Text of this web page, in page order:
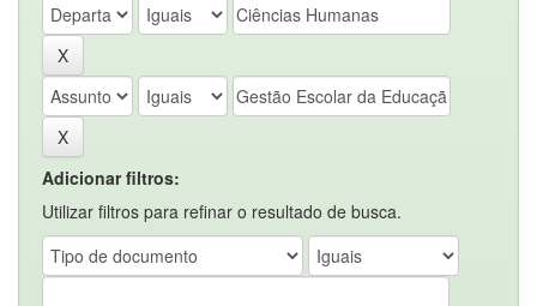
Adicionar filtros:
Utilizar filtros para refinar o resultado de busca.